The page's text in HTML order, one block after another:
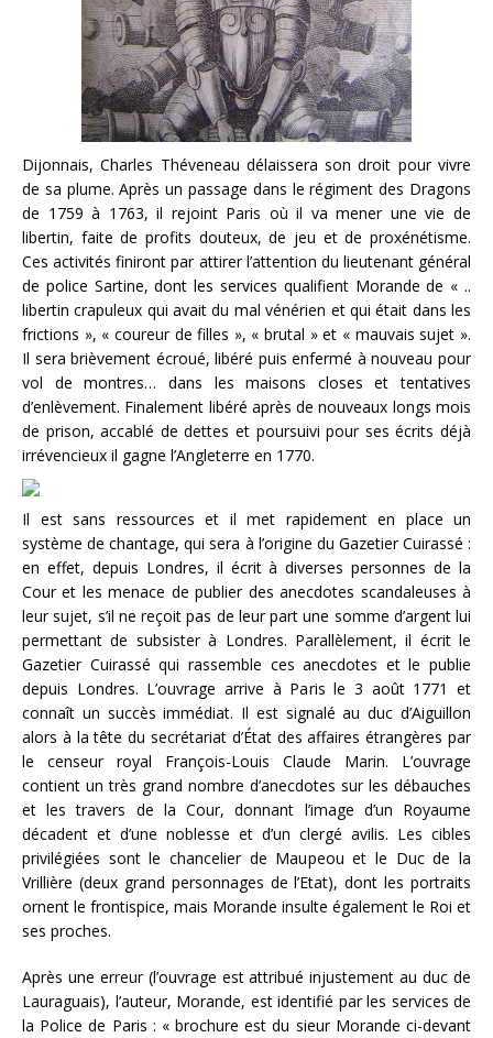
Dijonnais, Charles Théveneau délaissera son droit pour vivre
de sa plume. Après un passage dans le régiment des Dragons
de 1759 à 1763, il rejoint Paris où il va mener une vie de
libertin, faite de profits douteux, de jeu et de proxénétisme.
Ces activités finiront par attirer l’attention du lieutenant général
de police Sartine, dont les services qualifient Morande de « ..
libertin crapuleux qui avait du mal vénérien et qui était dans les
frictions », « coureur de filles », « brutal » et « mauvais sujet ».
Il sera brièvement écroué, libéré puis enfermé à nouveau pour
vol de montres… dans les maisons closes et tentatives
d’enlèvement. Finalement libéré après de nouveaux longs mois
de prison, accablé de dettes et poursuivi pour ses écrits déjà
irrévencieux il gagne l’Angleterre en 1770.
Il est sans ressources et il met rapidement en place un
système de chantage, qui sera à l’origine du Gazetier Cuirassé :
en effet, depuis Londres, il écrit à diverses personnes de la
Cour et les menace de publier des anecdotes scandaleuses à
leur sujet, s’il ne reçoit pas de leur part une somme d’argent lui
permettant de subsister à Londres. Parallèlement, il écrit le
Gazetier Cuirassé qui rassemble ces anecdotes et le publie
depuis Londres. L’ouvrage arrive à Paris le 3 août 1771 et
connaît un succès immédiat. Il est signalé au duc d’Aiguillon
alors à la tête du secrétariat d’État des affaires étrangères par
le censeur royal François-Louis Claude Marin. L’ouvrage
contient un très grand nombre d’anecdotes sur les débauches
et les travers de la Cour, donnant l’image d’un Royaume
décadent et d’une noblesse et d’un clergé avilis. Les cibles
privilégiées sont le chancelier de Maupeou et le Duc de la
Vrillière (deux grand personnages de l’Etat), dont les portraits
ornent le frontispice, mais Morande insulte également le Roi et
ses proches.
Après une erreur (l’ouvrage est attribué injustement au duc de
Lauraguais), l’auteur, Morande, est identifié par les services de
la Police de Paris : « brochure est du sieur Morande ci-devant